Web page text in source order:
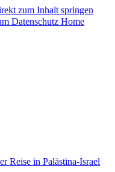
zum Inhalt springen
Datenschutz Home
Reise in Palästina-Israel